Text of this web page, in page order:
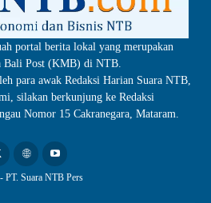
portal berita lokal yang merupakan
Bali Post (KMB) di NTB.
para awak Redaksi Harian Suara NTB,
silakan berkunjung ke Redaksi
Nomor 15 Cakranegara, Mataram.
Suara NTB Pers